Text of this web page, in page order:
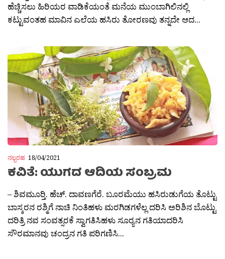
ಹೆಚ್ಚಿಸಲು ಹಿರಿಯರ ವಾಡಿಕೆಯಂತೆ ಮನೆಯ ಮುಂಬಾಗಿಲಿನಲ್ಲಿ
ಕಟ್ಟುವಂತಹ ಮಾವಿನ ಎಲೆಯ ಹಸಿರು ತೋರಣವು ತನ್ನದೇ ಆದ...
ನಲ್ಬರಹ 18/04/2021
ಕವಿತೆ: ಯುಗದ ಆದಿಯ ಸಂಬ್ರಮ
– ಶಿವಮೂರ‍್ತಿ. ಹೆಚ್. ದಾವಣಗೆರೆ. ಬೂರಮೆಯು ಹಸಿರುಡುಗೆಯ ತೊಟ್ಟು
ಬಾಸ್ಕರನ ರಶ್ಮಿಗೆ ನಾಚಿ ನಿಂತಿಹಳು ಮರಗಿಡಗಳೆಲ್ಲ ದರಿಸಿ ಅರಿಶಿನ ಬೊಟ್ಟು
ದರಿತ್ರಿ ನವ ಸಂವತ್ಸರಕೆ ಸ್ವಾಗತಿಸಿಹಳು ಸೂರ‍್ಯನ ಗತಿಯಾದರಿಸಿ
ಸೌರಮಾನವು ಚಂದ್ರನ ಗತಿ ಪರಿಗಣಿಸಿ...